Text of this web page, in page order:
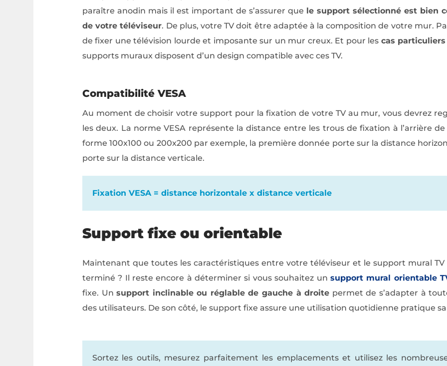
paraître anodin mais il est important de s’assurer que le support sélectionné est bien
de votre téléviseur. De plus, votre TV doit être adaptée à la composition de votre mur.
de fixer une télévision lourde et imposante sur un mur creux. Et pour les cas
supports muraux disposent d’un design compatible avec ces TV.
Compatibilité VESA
Au moment de choisir votre support pour la fixation de votre TV au mur, vous devrez
les deux. La norme VESA représente la distance entre les trous de fixation à l’arrière
forme 100x100 ou 200x200 par exemple, la première donnée porte sur la distance
porte sur la distance verticale.
Fixation VESA = distance horizontale x distance verticale
Support fixe ou orientable
Maintenant que toutes les caractéristiques entre votre téléviseur et le support mural TV
terminé ? Il reste encore à déterminer si vous souhaitez un support mural orientable
fixe. Unsupport inclinable ou réglable de gauche à droite permet de s’adapter à
des utilisateurs. De son côté, le support fixe assure une utilisation quotidienne pratique
Sortez les outils, mesurez parfaitement les emplacements et utilisez les